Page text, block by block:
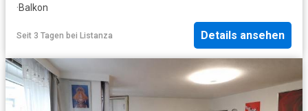
·Balkon
Seit 3 Tagen bei Listanza Details ansehen